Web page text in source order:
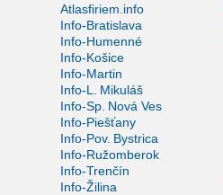
Atlasfiriem.info
Info-Bratislava
Info-Humenné
Info-Košice
Info-Martin
Info-L. Mikuláš
Info-Sp. Nová Ves
Info-Piešťany
Info-Pov. Bystrica
Info-Ružomberok
Info-Trenčín
Info-Žilina